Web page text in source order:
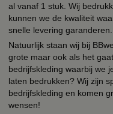
al vanaf 1 stuk. Wij
kunnen we de kwaliteit
snelle levering garanderen.
Natuurlijk staan wij bij
grote maar ook als het
bedrijfskleding waarbij we
laten bedrukken? Wij zijn
bedrijfskleding en komen
wensen!